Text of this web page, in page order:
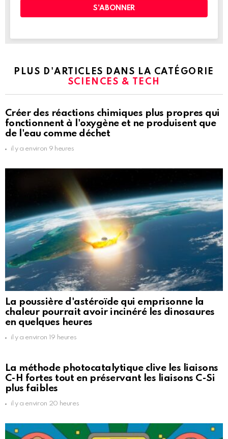
PLUS D'ARTICLES DANS LA CATÉGORIE
SCIENCES & TECH
Créer des réactions chimiques plus propres qui
fonctionnent à l'oxygène et ne produisent que
de l'eau comme déchet
il y a environ 9 heures
La poussière d'astéroïde qui emprisonne la
chaleur pourrait avoir incinéré les dinosaures
en quelques heures
il y a environ 19 heures
La méthode photocatalytique clive les liaisons
C-H fortes tout en préservant les liaisons C-Si
plus faibles
il y a environ 20 heures